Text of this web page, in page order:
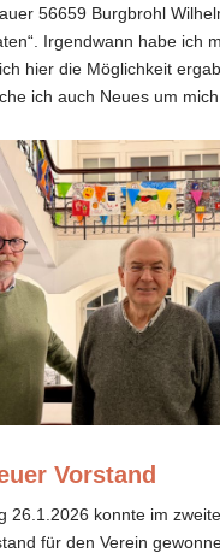
56659 Burgbrohl
Irgendwann habe
hier die Möglichkeit
ich auch Neues um
Vorstand
26.1.2026 konnte im
für den Verein